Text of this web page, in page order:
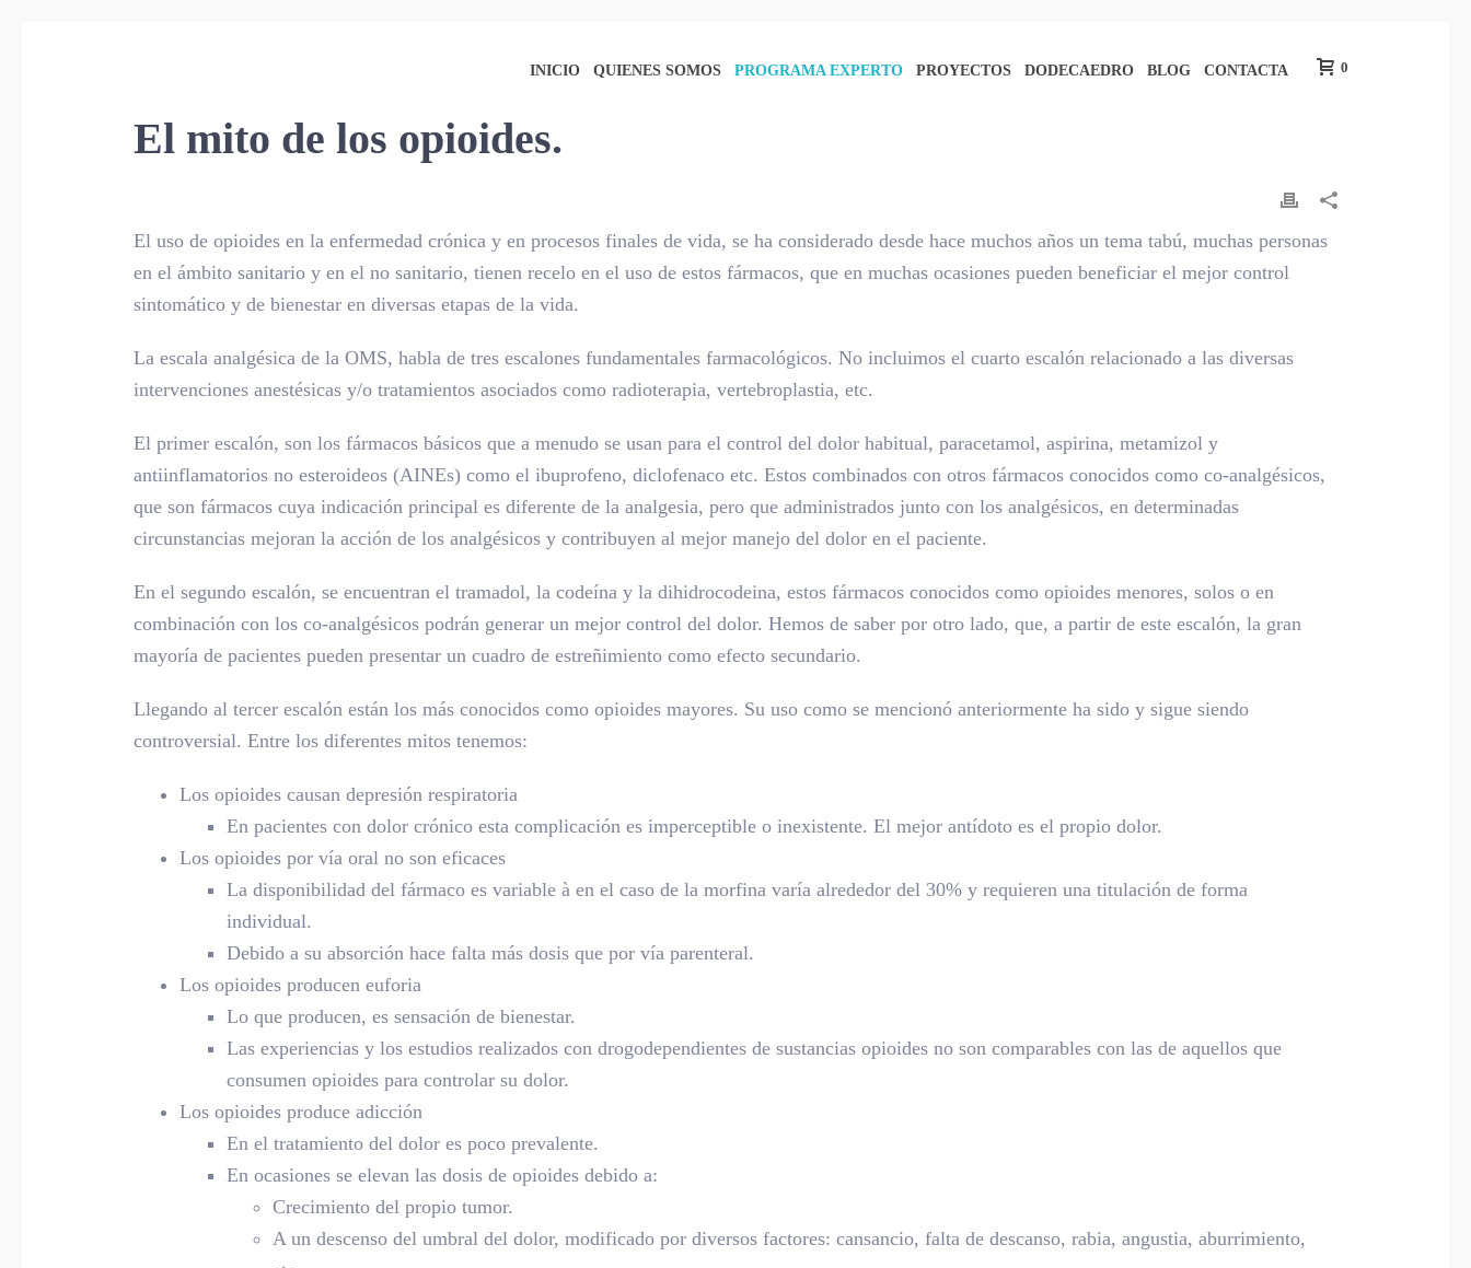
INICIO QUIENES SOMOS PROGRAMA EXPERTO PROYECTOS DODECAEDRO BLOG CONTACTA 0
El mito de los opioides.
El uso de opioides en la enfermedad crónica y en procesos finales de vida, se ha considerado desde hace muchos años un tema tabú, muchas personas
en el ámbito sanitario y en el no sanitario, tienen recelo en el uso de estos fármacos, que en muchas ocasiones pueden beneficiar el mejor control
sintomático y de bienestar en diversas etapas de la vida.
La escala analgésica de la OMS, habla de tres escalones fundamentales farmacológicos. No incluimos el cuarto escalón relacionado a las diversas
intervenciones anestésicas y/o tratamientos asociados como radioterapia, vertebroplastia, etc.
El primer escalón, son los fármacos básicos que a menudo se usan para el control del dolor habitual, paracetamol, aspirina, metamizol y
antiinflamatorios no esteroideos (AINEs) como el ibuprofeno, diclofenaco etc. Estos combinados con otros fármacos conocidos como co-analgésicos,
que son fármacos cuya indicación principal es diferente de la analgesia, pero que administrados junto con los analgésicos, en determinadas
circunstancias mejoran la acción de los analgésicos y contribuyen al mejor manejo del dolor en el paciente.
En el segundo escalón, se encuentran el tramadol, la codeína y la dihidrocodeina, estos fármacos conocidos como opioides menores, solos o en
combinación con los co-analgésicos podrán generar un mejor control del dolor. Hemos de saber por otro lado, que, a partir de este escalón, la gran
mayoría de pacientes pueden presentar un cuadro de estreñimiento como efecto secundario.
Llegando al tercer escalón están los más conocidos como opioides mayores. Su uso como se mencionó anteriormente ha sido y sigue siendo
controversial. Entre los diferentes mitos tenemos:
Los opioides causan depresión respiratoria
En pacientes con dolor crónico esta complicación es imperceptible o inexistente. El mejor antídoto es el propio dolor.
Los opioides por vía oral no son eficaces
La disponibilidad del fármaco es variable à en el caso de la morfina varía alrededor del 30% y requieren una titulación de forma
individual.
Debido a su absorción hace falta más dosis que por vía parenteral.
Los opioides producen euforia
Lo que producen, es sensación de bienestar.
Las experiencias y los estudios realizados con drogodependientes de sustancias opioides no son comparables con las de aquellos que
consumen opioides para controlar su dolor.
Los opioides produce adicción
En el tratamiento del dolor es poco prevalente.
En ocasiones se elevan las dosis de opioides debido a:
Crecimiento del propio tumor.
A un descenso del umbral del dolor, modificado por diversos factores: cansancio, falta de descanso, rabia, angustia, aburrimiento,